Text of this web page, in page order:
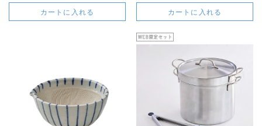
カートに入れる カートに入れる